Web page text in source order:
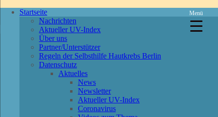
Startseite
Nachrichten
Aktueller UV-Index
Über uns
Partner/Unterstützer
Regeln der Selbsthilfe Hautkrebs Berlin
Datenschutz
Aktuelles
News
Newsletter
Aktueller UV-Index
Coronavirus
Menü